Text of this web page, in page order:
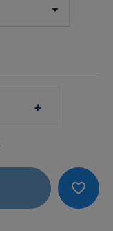
+
favorite_border